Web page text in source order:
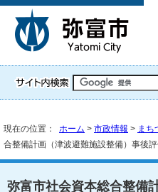
現在の位置： ホーム > 市政情報 > まち
合整備計画（津波避難施設整備）事後
弥富市社会資本総合整備